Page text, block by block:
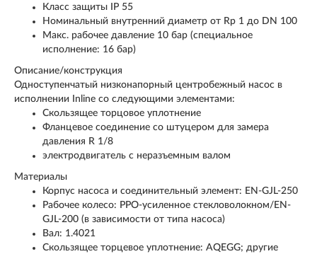
Класс защиты IP 55
Номинальный внутренний диаметр от Rp 1 до DN 100
Макс. рабочее давление 10 бар (специальное
исполнение: 16 бар)
Описание/конструкция
Одноступенчатый низконапорный центробежный насос в
исполнении Inline со следующими элементами:
Скользящее торцовое уплотнение
Фланцевое соединение со штуцером для замера
давления R 1/8
электродвигатель с неразъемным валом
Материалы
Корпус насоса и соединительный элемент: EN-GJL-250
Рабочее колесо: PPO-усиленное стекловолокном/EN-
GJL-200 (в зависимости от типа насоса)
Вал: 1.4021
Скользящее торцевое уплотнение: AQEGG; другие